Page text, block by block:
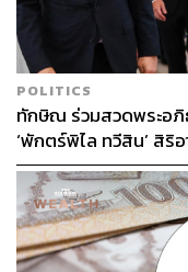
POLITICS
ทักษิณ ร่วมสวดพระอภิ
‘พักตร์พิไล ทวีสิน’ สิริ
หลากวงการร่วมอาลัย